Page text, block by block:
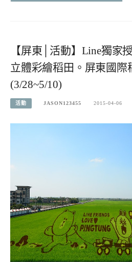
【屏東│活動】Line獨家
立體彩繪稻田。屏東國際
(3/28~5/10)
活動 JASON123455 2015-04-06